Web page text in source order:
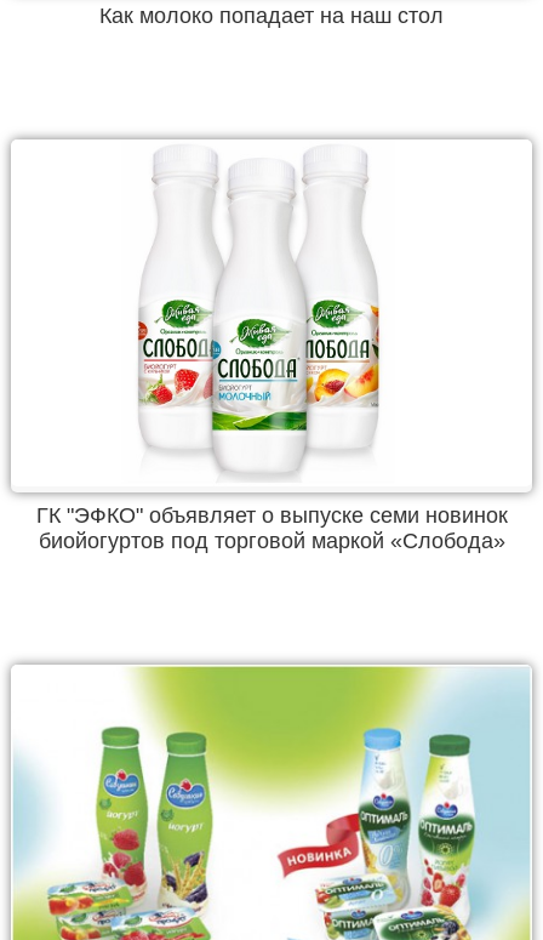
Как молоко попадает на наш стол
ГК "ЭФКО" объявляет о выпуске семи новинок
биойогуртов под торговой маркой «Слобода»